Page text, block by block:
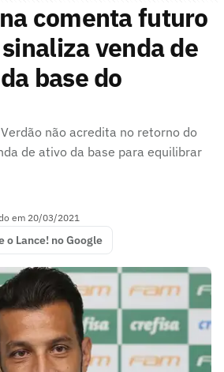
comenta futuro
venda de
base do
não acredita no retorno do
de ativo da base para equilibrar
em 20/03/2021
o Lance! no Google